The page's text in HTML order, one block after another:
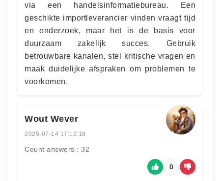
via een handelsinformatiebureau. Een
geschikte importleverancier vinden vraagt tijd
en onderzoek, maar het is de basis voor
duurzaam zakelijk succes. Gebruik
betrouwbare kanalen, stel kritische vragen en
maak duidelijke afspraken om problemen te
voorkomen.
Wout Wever
2025-07-14 17:12:18
Count answers : 32
0